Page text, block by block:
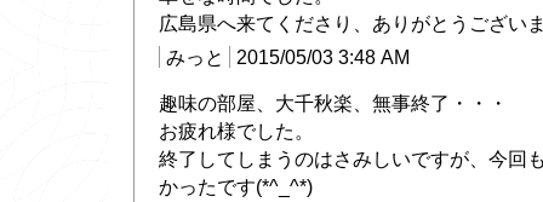
広島県へ来てくださり、ありがとうござい
みっと
2015/05/03 3:48 AM
趣味の部屋、大千秋楽、無事終了・・・
お疲れ様でした。
終了してしまうのはさみしいですが、今回
かったです(*^_^*)